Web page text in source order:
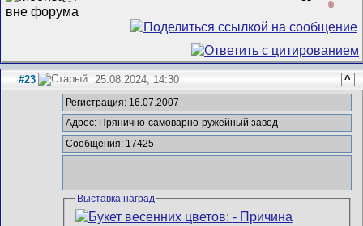
0
#23 25.08.2024, 14:30 ^
Регистрация: 16.07.2007
Адрес: Прянично-самоварно-ружейный завод
Сообщения: 17425
Выставка наград